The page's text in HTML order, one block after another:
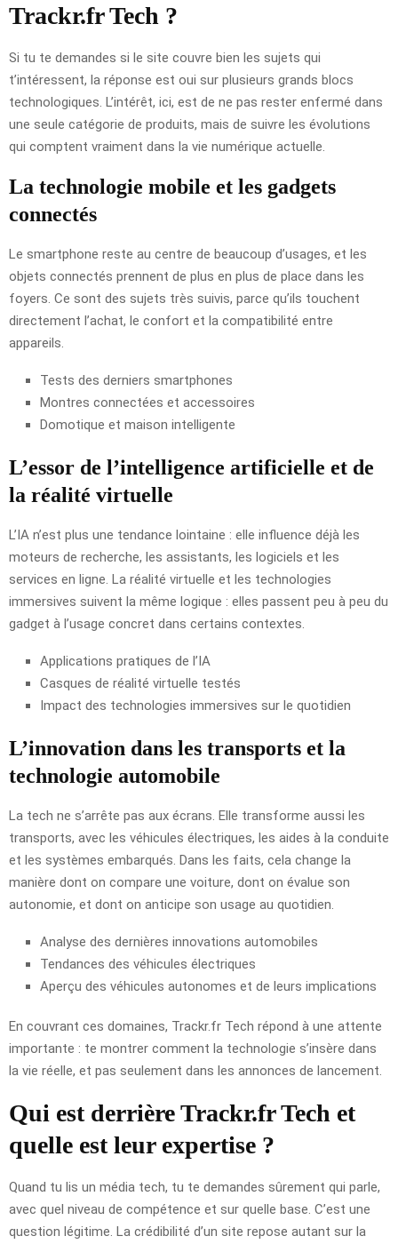
Trackr.fr Tech ?
Si tu te demandes si le site couvre bien les sujets qui
t’intéressent, la réponse est oui sur plusieurs grands blocs
technologiques. L’intérêt, ici, est de ne pas rester enfermé dans
une seule catégorie de produits, mais de suivre les évolutions
qui comptent vraiment dans la vie numérique actuelle.
La technologie mobile et les gadgets
connectés
Le smartphone reste au centre de beaucoup d’usages, et les
objets connectés prennent de plus en plus de place dans les
foyers. Ce sont des sujets très suivis, parce qu’ils touchent
directement l’achat, le confort et la compatibilité entre
appareils.
Tests des derniers smartphones
Montres connectées et accessoires
Domotique et maison intelligente
L’essor de l’intelligence artificielle et de
la réalité virtuelle
L’IA n’est plus une tendance lointaine : elle influence déjà les
moteurs de recherche, les assistants, les logiciels et les
services en ligne. La réalité virtuelle et les technologies
immersives suivent la même logique : elles passent peu à peu du
gadget à l’usage concret dans certains contextes.
Applications pratiques de l’IA
Casques de réalité virtuelle testés
Impact des technologies immersives sur le quotidien
L’innovation dans les transports et la
technologie automobile
La tech ne s’arrête pas aux écrans. Elle transforme aussi les
transports, avec les véhicules électriques, les aides à la conduite
et les systèmes embarqués. Dans les faits, cela change la
manière dont on compare une voiture, dont on évalue son
autonomie, et dont on anticipe son usage au quotidien.
Analyse des dernières innovations automobiles
Tendances des véhicules électriques
Aperçu des véhicules autonomes et de leurs implications
En couvrant ces domaines, Trackr.fr Tech répond à une attente
importante : te montrer comment la technologie s’insère dans
la vie réelle, et pas seulement dans les annonces de lancement.
Qui est derrière Trackr.fr Tech et
quelle est leur expertise ?
Quand tu lis un média tech, tu te demandes sûrement qui parle,
avec quel niveau de compétence et sur quelle base. C’est une
question légitime. La crédibilité d’un site repose autant sur la